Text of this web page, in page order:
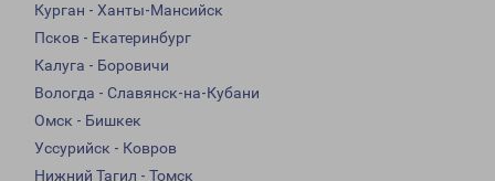
Курган - Ханты-Мансийск
Псков - Екатеринбург
Калуга - Боровичи
Вологда - Славянск-на-Кубани
Омск - Бишкек
Уссурийск - Ковров
Нижний Тагил - Томск